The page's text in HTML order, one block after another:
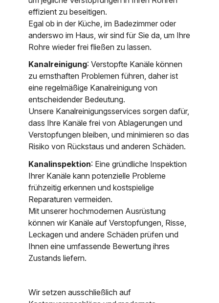
effizient zu beseitigen.
Egal ob in der Küche, im Badezimmer oder
anderswo im Haus, wir sind für Sie da, um Ihre
Rohre wieder frei fließen zu lassen.
Kanalreinigung: Verstopfte Kanäle können
zu ernsthaften Problemen führen, daher ist
eine regelmäßige Kanalreinigung von
entscheidender Bedeutung.
Unsere Kanalreinigungsservices sorgen dafür,
dass Ihre Kanäle frei von Ablagerungen und
Verstopfungen bleiben, und minimieren so das
Risiko von Rückstaus und anderen Schäden.
Kanalinspektion: Eine gründliche Inspektion
Ihrer Kanäle kann potenzielle Probleme
frühzeitig erkennen und kostspielige
Reparaturen vermeiden.
Mit unserer hochmodernen Ausrüstung
können wir Kanäle auf Verstopfungen, Risse,
Leckagen und andere Schäden prüfen und
Ihnen eine umfassende Bewertung ihres
Zustands liefern.
Wir setzen ausschließlich auf